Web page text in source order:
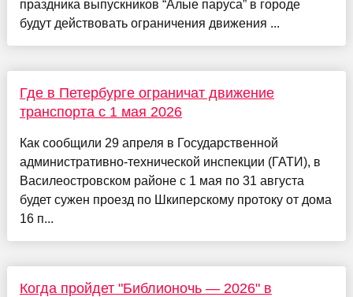
праздника выпускников “Алые паруса” в городе
будут действовать ограничения движения ...
Где в Петербурге ограничат движение
транспорта с 1 мая 2026
Как сообщили 29 апреля в Государственной
административно-технической инспекции (ГАТИ), в
Василеостровском районе с 1 мая по 31 августа
будет сужен проезд по Шкиперскому протоку от дома
16 п...
Когда пройдет "Библионочь — 2026" в